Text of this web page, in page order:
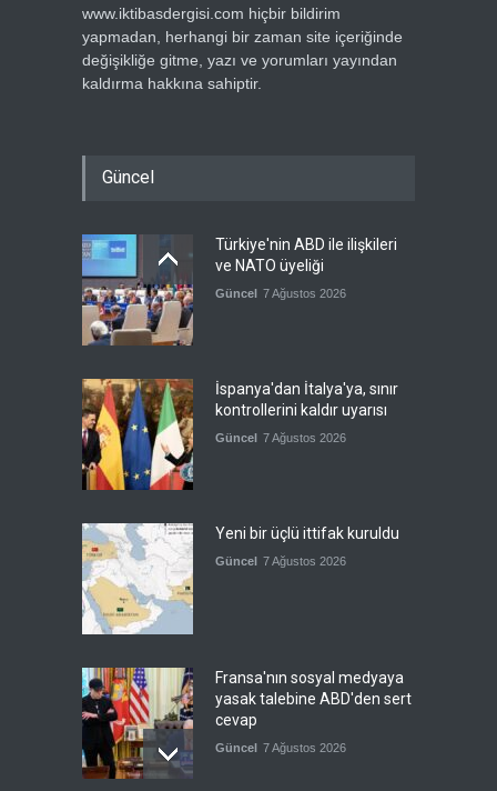
www.iktibasdergisi.com hiçbir bildirim
yapmadan, herhangi bir zaman site içeriğinde
değişikliğe gitme, yazı ve yorumları yayından
kaldırma hakkına sahiptir.
Güncel
Türkiye'nin ABD ile ilişkileri
ve NATO üyeliği
Güncel 7 Ağustos 2026
İspanya'dan İtalya'ya, sınır
kontrollerini kaldır uyarısı
Güncel 7 Ağustos 2026
Yeni bir üçlü ittifak kuruldu
Güncel 7 Ağustos 2026
Fransa'nın sosyal medyaya
yasak talebine ABD'den sert
cevap
Güncel 7 Ağustos 2026